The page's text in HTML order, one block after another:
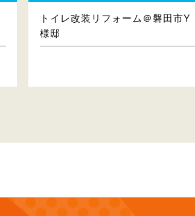
トイレ改装リフォーム＠磐田市Y
様邸